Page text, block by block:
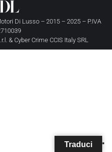
Di Lusso– 2015 – 2025 – P.IVA
& Cyber Crime CCIS Italy SRL
Traduci